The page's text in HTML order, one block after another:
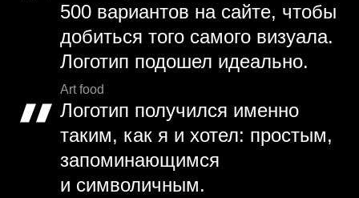
500 вариантов на сайте, чтобы
добиться того самого визуала.
Логотип подошел идеально.
Art food
Логотип получился именно
таким, как я и хотел: простым,
запоминающимся
и символичным.